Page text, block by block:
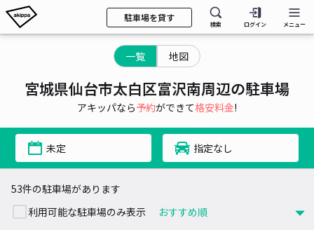
駐車場を貸す
検索 ログイン メニュー
一覧 地図
宮城県仙台市太白区富沢南周辺の駐車場
アキッパなら予約ができて格安料金!
未定 指定なし
53件の駐車場があります
利用可能な駐車場のみ表示